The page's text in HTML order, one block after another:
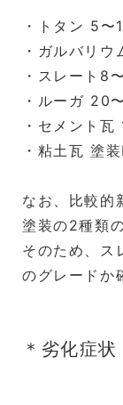
・トタン 5〜
・ガルバリ
・スレート8
・ルーガ 20
・セメント
・粘土瓦 塗
なお、比較的
塗装の2種類
そのため、ス
のグレードか
＊劣化症状